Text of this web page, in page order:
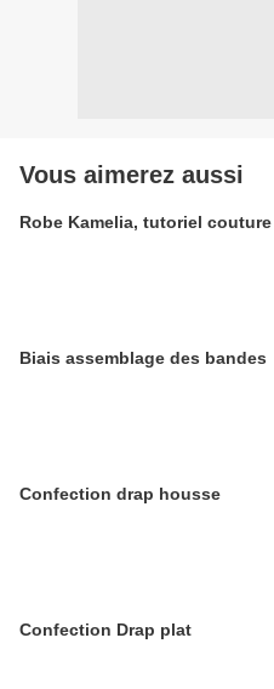
Vous aimerez aussi
Robe Kamelia, tutoriel couture
Biais assemblage des bandes
Confection drap housse
Confection Drap plat